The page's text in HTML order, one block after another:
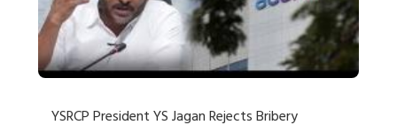
YSRCP President YS Jagan Rejects Bribery